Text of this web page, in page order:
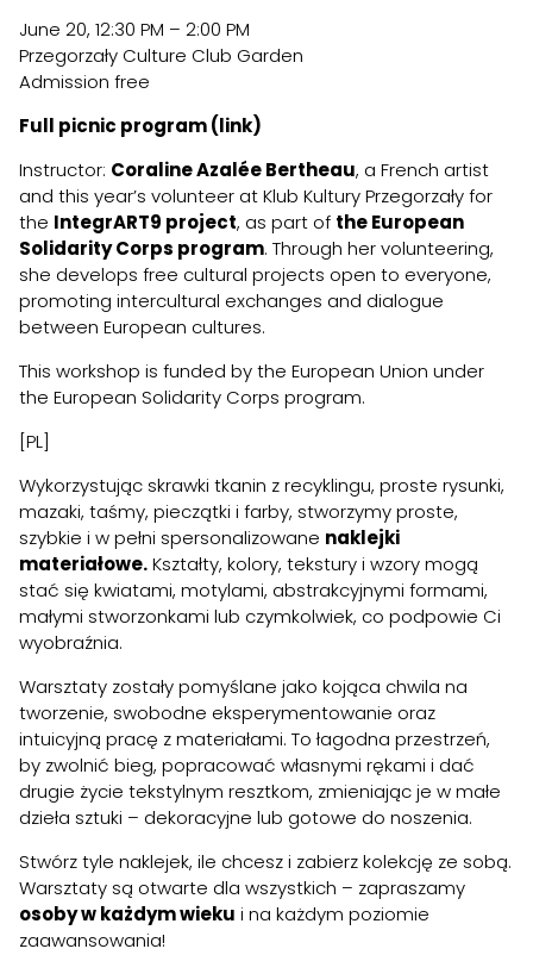
June 20, 12:30 PM – 2:00 PM
Przegorzały Culture Club Garden
Admission free
Full picnic program (link)
Instructor: Coraline Azalée Bertheau, a French artist
and this year’s volunteer at Klub Kultury Przegorzały for
the IntegrART9 project, as part of the European
Solidarity Corps program. Through her volunteering,
she develops free cultural projects open to everyone,
promoting intercultural exchanges and dialogue
between European cultures.
This workshop is funded by the European Union under
the European Solidarity Corps program.
[PL]
Wykorzystując skrawki tkanin z recyklingu, proste rysunki,
mazaki, taśmy, pieczątki i farby, stworzymy proste,
szybkie i w pełni spersonalizowane naklejki
materiałowe.Kształty, kolory, tekstury i wzory mogą
stać się kwiatami, motylami, abstrakcyjnymi formami,
małymi stworzonkami lub czymkolwiek, co podpowie Ci
wyobraźnia.
Warsztaty zostały pomyślane jako kojąca chwila na
tworzenie, swobodne eksperymentowanie oraz
intuicyjną pracę z materiałami. To łagodna przestrzeń,
by zwolnić bieg, popracować własnymi rękami i dać
drugie życie tekstylnym resztkom, zmieniając je w małe
dzieła sztuki – dekoracyjne lub gotowe do noszenia.
Stwórz tyle naklejek, ile chcesz i zabierz kolekcję ze sobą.
Warsztaty są otwarte dla wszystkich – zapraszamy
osoby w każdym wieku i na każdym poziomie
zaawansowania!